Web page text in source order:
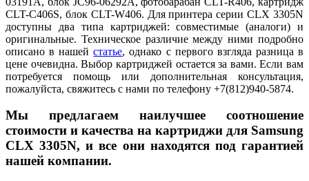
CLT-C406S, блок CLT-W406. Для принтера серии CLX 3305N
доступны два типа картриджей: совместимые (аналоги) и
оригинальные. Техническое различие между ними подробно
описано в нашейстатье, однако с первого взгляда разница в
цене очевидна. Выбор картриджей остается за вами. Если вам
потребуется помощь или дополнительная консультация,
пожалуйста, свяжитесь с нами по телефону +7(812)940-5874.
Мы предлагаем наилучшее соотношение
стоимости и качества на картриджи для Samsung
CLX 3305N, и все они находятся под гарантией
нашей компании.